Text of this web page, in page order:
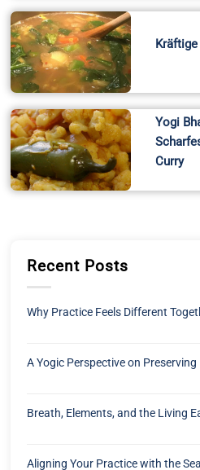
Yogi
Curry
Recent Posts
Why Practice Feels Different
A Yogic Perspective on
Breath, Elements, and the Living
Aligning Your Practice with the